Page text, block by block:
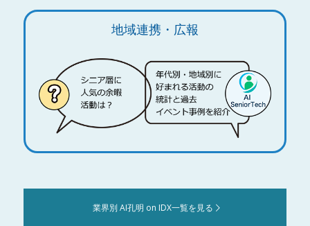
地域連携・広報
業界別 AI孔明 on IDX一覧を見る